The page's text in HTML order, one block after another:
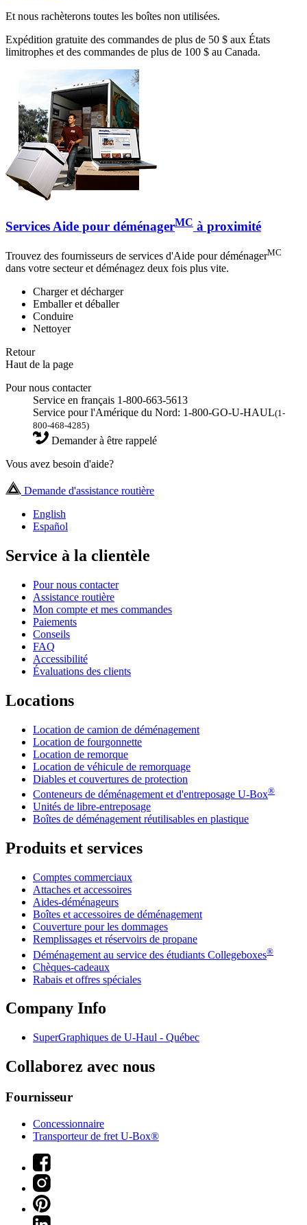
Et nous rachèterons toutes les boîtes non utilisées.
Expédition gratuite des commandes de plus de 50 $ aux États
limitrophes et des commandes de plus de 100 $ au Canada.
Services Aide pour déménagerMC à proximité
Trouvez des fournisseurs de services d'Aide pour déménagerMC
dans votre secteur et déménagez deux fois plus vite.
Charger et décharger
Emballer et déballer
Conduire
Nettoyer
Retour
Haut de la page
Pour nous contacter
Service en français 1-800-663-5613
Service pour l'Amérique du Nord: 1-800-GO-U-HAUL(1-
800-468-4285)
Demander à être rappelé
Vous avez besoin d'aide?
Demande d'assistance routière
English
Español
Service à la clientèle
Pour nous contacter
Assistance routière
Mon compte et mes commandes
Paiements
Conseils
FAQ
Accessibilité
Évaluations des clients
Locations
Location de camion de déménagement
Location de fourgonnette
Location de remorque
Location de véhicule de remorquage
Diables et couvertures de protection
Conteneurs de déménagement et d'entreposage U-Box®
Unités de libre-entreposage
Boîtes de déménagement réutilisables en plastique
Produits et services
Comptes commerciaux
Attaches et accessoires
Aides-déménageurs
Boîtes et accessoires de déménagement
Couverture pour les dommages
Remplissages et réservoirs de propane
Déménagement au service des étudiants Collegeboxes®
Chèques-cadeaux
Rabais et offres spéciales
Company Info
SuperGraphiques de U-Haul - Québec
Collaborez avec nous
Fournisseur
Concessionnaire
Transporteur de fret U-Box®